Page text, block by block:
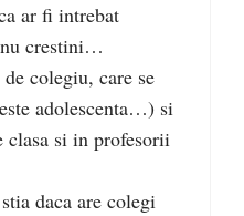
ar fi intrebat
crestini…
colegiu, care se
adolescenta…) si
clasa si in profesorii
daca are colegi